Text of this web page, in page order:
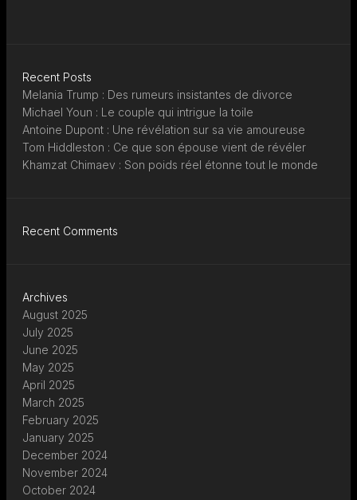
Recent Posts
Melania Trump : Des rumeurs insistantes de divorce
Michael Youn : Le couple qui intrigue la toile
Antoine Dupont : Une révélation sur sa vie amoureuse
Tom Hiddleston : Ce que son épouse vient de révéler
Khamzat Chimaev : Son poids réel étonne tout le monde
Recent Comments
Archives
August 2025
July 2025
June 2025
May 2025
April 2025
March 2025
February 2025
January 2025
December 2024
November 2024
October 2024